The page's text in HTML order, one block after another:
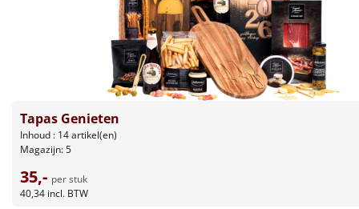
Tas
Wake up light
Tapas Genieten
Inhoud : 14 artikel(en)
Magazijn: 5
35,- per stuk
40,34 incl. BTW